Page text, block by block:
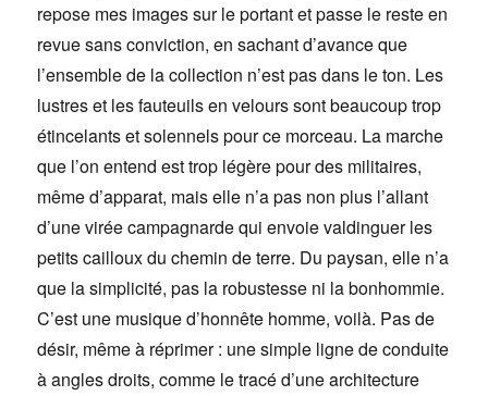
repose mes images sur le portant et passe le reste en
revue sans conviction, en sachant d’avance que
l’ensemble de la collection n’est pas dans le ton. Les
lustres et les fauteuils en velours sont beaucoup trop
étincelants et solennels pour ce morceau. La marche
que l’on entend est trop légère pour des militaires,
même d’apparat, mais elle n’a pas non plus l’allant
d’une virée campagnarde qui envoie valdinguer les
petits cailloux du chemin de terre. Du paysan, elle n’a
que la simplicité, pas la robustesse ni la bonhommie.
C’est une musique d’honnête homme, voilà. Pas de
désir, même à réprimer : une simple ligne de conduite
à angles droits, comme le tracé d’une architecture